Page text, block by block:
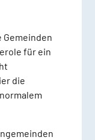
Gemeinden
für ein
die